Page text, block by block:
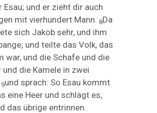
Esau; und er zieht dir auch
mit vierhundert Mann.8Da
sich Jakob sehr, und ihm
und teilte das Volk, das
war, und die Schafe und die
und die Kamele in zwei
9und sprach: So Esau kommt
eine Heer und schlägt es,
das übrige entrinnen.